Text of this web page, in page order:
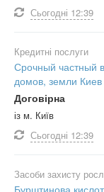
Сьогодні 12:39
Кредитні послуги
Срочный частный
домов, земли Киев
Договірна
із м. Київ
Сьогодні 12:39
Засоби захисту
Бурштинова